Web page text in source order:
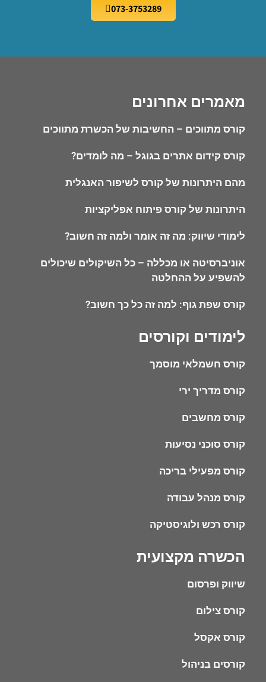
073-3753289
הכשרה מקצועית
שיווק ופרסום
קורס צילום
קורס אקסל
קורסים בניהול
לימודים וקורסים
קורס חשמלאי מוסמך
קורס מדריך ירי
קורס מחשבים
קורס סוכני נסיעות
קורס מפעילי בריכה
קורס מנהל עבודה
קורס רכש ולוגיסטיקה
מאמרים אחרונים
קורס מתווכים – החשיבות של הכשרת מתווכים
קורס קידום אתרים בגוגל – מה לומדים?
מהם היתרונות של קורס לשיפור האנגלית
היתרונות של קורס פיתוח אפליקציות
לימודי שיווק: מה זה אומר ולמה זה חשוב?
אוניברסיטה או מכללה – כל השיקולים שיכולים
להשפיע על ההחלטה
קורס שפת גוף: למה זה כל כך חשוב?